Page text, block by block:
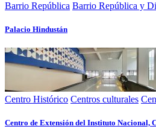
Barrio República Barrio República y
Palacio Hindustán
Centro Histórico Centros culturales
Centro de Extensión del Instituto Nacional,